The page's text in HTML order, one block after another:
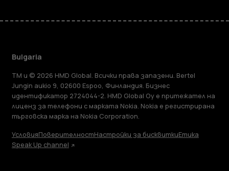
Bulgaria
TM и © 2026 HMD Global. Всички права запазени. Bertel
Jungin aukio 9, 02600 Espoo, Финландия. Бизнес
идентификатор 2724044-2. HMD Global Oy е притежател на
лиценз за телефони с марката Nokia. Nokia е регистрирана
търговска марка на Nokia Corporation.
УсловияПоверителностНастройки за бисквиткиЕтика
Speak Up channel